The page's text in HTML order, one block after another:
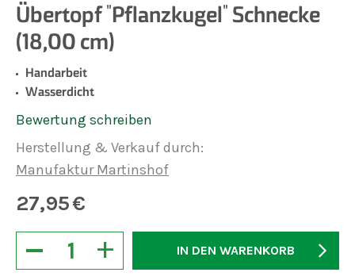
Übertopf "Pflanzkugel" Schnecke
(18,00 cm)
Handarbeit
Wasserdicht
Bewertung schreiben
Herstellung & Verkauf durch:
Manufaktur Martinshof
27,95€
+
− IN DEN WARENKORB